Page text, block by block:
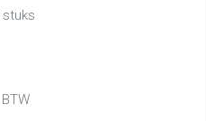
stuks